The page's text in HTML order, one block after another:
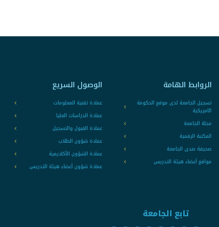
الروابط الهامة
تسجيل الجامعة لدى موقع الحكومة
الامريكية
مجلة الجامعة
المكتبة الرقمية
صحيفة صدى الجامعة
مواقع أعضاء هيئة التدريس
الوصول السريع
عمادة تقنية المعلومات
عمادة الدراسات العليا
عمادة القبول والتسجيل
عمادة شؤون الطلاب
عمادة الشؤون الأكاديمية
عمادة شؤون أعضاء هيئة التدريس
تابع الجامعة